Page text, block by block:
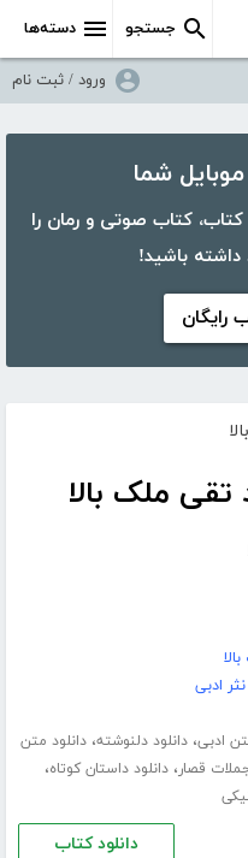
دسته‌ها جستجو
ورود / ثبت نام
با اپلیکیشن کتابراه، بیش از ۵۰،۰۰۰ کتاب، کتاب صوتی و رمان را
داشته باشید!
رایگان
ملک بالا
ادبی
ادبی،دانلود دلنوشته،دانلود متن
قصار،دانلود داستان کوتاه،
دانلود کتاب